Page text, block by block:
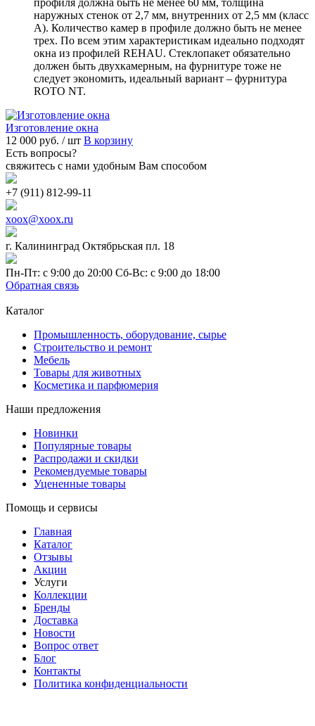
наружных стенок от 2,7 мм, внутренних от 2,5 мм (класс
А). Количество камер в профиле должно быть не менее
трех. По всем этим характеристикам идеально подходят
окна из профилей REHAU. Стеклопакет обязательно
должен быть двухкамерным, на фурнитуре тоже не
следует экономить, идеальный вариант – фурнитура
ROTO NT.
Изготовление окна
12 000 руб. / шт В корзину
Есть вопросы?
свяжитесь с нами удобным Вам способом
+7 (911) 812-99-11
xoox@xoox.ru
г. Калининград Октябрьская пл. 18
Пн-Пт: с 9:00 до 20:00 Сб-Вс: с 9:00 до 18:00
Обратная связь
Каталог
Промышленность, оборудование, сырье
Строительство и ремонт
Мебель
Товары для животных
Косметика и парфюмерия
Наши предложения
Новинки
Популярные товары
Распродажи и скидки
Рекомендуемые товары
Уцененные товары
Помощь и сервисы
Главная
Каталог
Отзывы
Акции
Услуги
Коллекции
Бренды
Доставка
Новости
Вопрос ответ
Блог
Контакты
Политика конфиденциальности